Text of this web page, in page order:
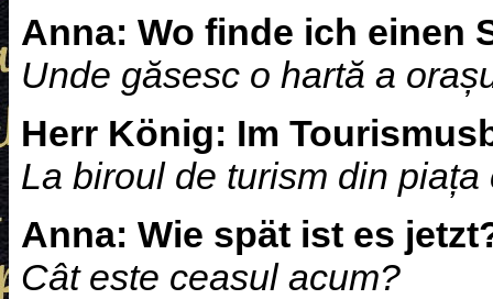
Anna: Wo finde ich einen
Unde găsesc o hartă a
Herr König: Im
La biroul de turism din piața
Anna: Wie spät ist es
Cât este ceasul acum?